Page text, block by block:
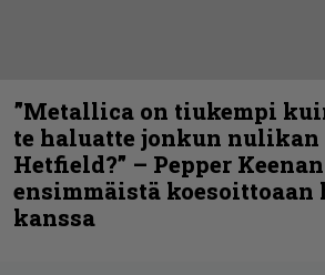
”Metallica on tiukempi
te haluatte jonkun
Hetfield?” – Pepper
ensimmäistä
kanssa